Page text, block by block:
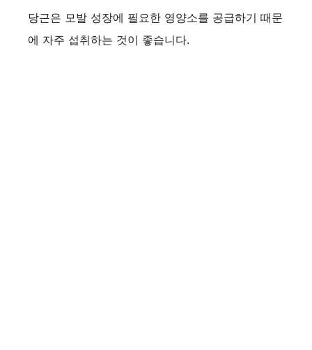
당근은 모발 성장에 필요한 영양소를 공급하기 때문
에 자주 섭취하는 것이 좋습니다.